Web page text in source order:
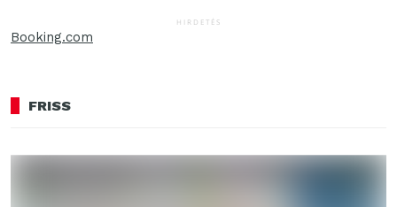
HIRDETÉS
Booking.com
FRISS